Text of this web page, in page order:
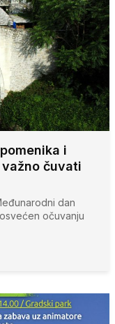
i
čuvati
dan
očuvanju